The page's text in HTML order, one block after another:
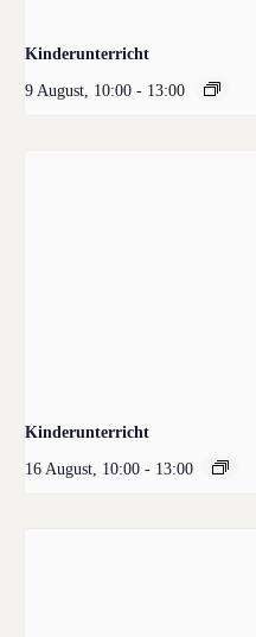
Kinderunterricht
9 August, 10:00 - 13:00
Kinderunterricht
16 August, 10:00 - 13:00